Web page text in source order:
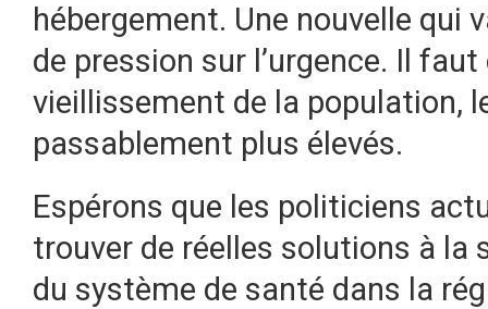
hébergement. Une nouvelle qui
de pression sur l’urgence. Il
vieillissement de la population,
passablement plus élevés.
Espérons que les politiciens
trouver de réelles solutions à
du système de santé dans la